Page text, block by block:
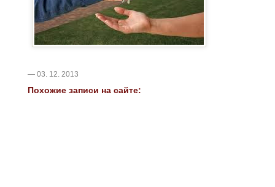
— 03. 12. 2013
Похожие записи на сайте: